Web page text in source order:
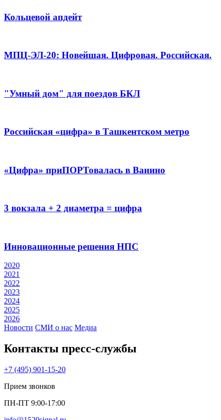
Кольцевой апдейт
МПЦ-ЭЛ-20: Новейшая. Цифровая. Российская.
"Умный дом" для поездов БКЛ
Российская «цифра» в Ташкентском метро
«Цифра» приПОРТовалась в Ванино
3 вокзала + 2 диаметра = цифра
Инновационные решения НПС
2020
2021
2022
2023
2024
2025
2026
Новости СМИ о нас Медиа
Контакты пресс‑службы
+7 (495) 901-15-20
Прием звонков
ПН-ПТ 9:00-17:00